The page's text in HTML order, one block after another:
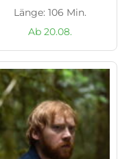
Länge: 106 Min.
Ab 20.08.